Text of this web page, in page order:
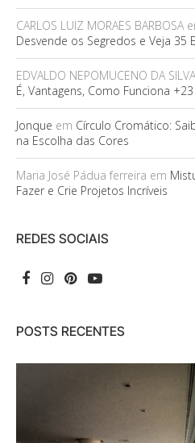
CARLOS LUIZ MORAES BARBOSA
Desvende os Segredos e Veja 35
EDVALDO NEPOMUCENO DA SILVA
É, Vantagens, Como Funciona
Jonque em Círculo Cromático:
na Escolha das Cores
Maria José Pádua ferreira em
Fazer e Crie Projetos Incríveis
REDES SOCIAIS
POSTS RECENTES